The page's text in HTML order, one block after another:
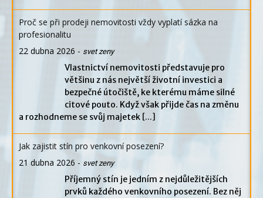
Proč se při prodeji nemovitosti vždy vyplatí sázka na
profesionalitu
22 dubna 2026 - svet zeny
Vlastnictví nemovitosti představuje pro
většinu z nás největší životní investici a
bezpečné útočiště, ke kterému máme silné
citové pouto. Když však přijde čas na změnu
a rozhodneme se svůj majetek [...]
Jak zajistit stín pro venkovní posezení?
21 dubna 2026 - svet zeny
Příjemný stín je jedním z nejdůležitějších
prvků každého venkovního posezení. Bez něj